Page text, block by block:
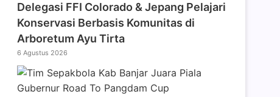
disini
Delegasi FFI Colorado & Jepang Pelajari
Konservasi Berbasis Komunitas di
Arboretum Ayu Tirta
6 Agustus 2026